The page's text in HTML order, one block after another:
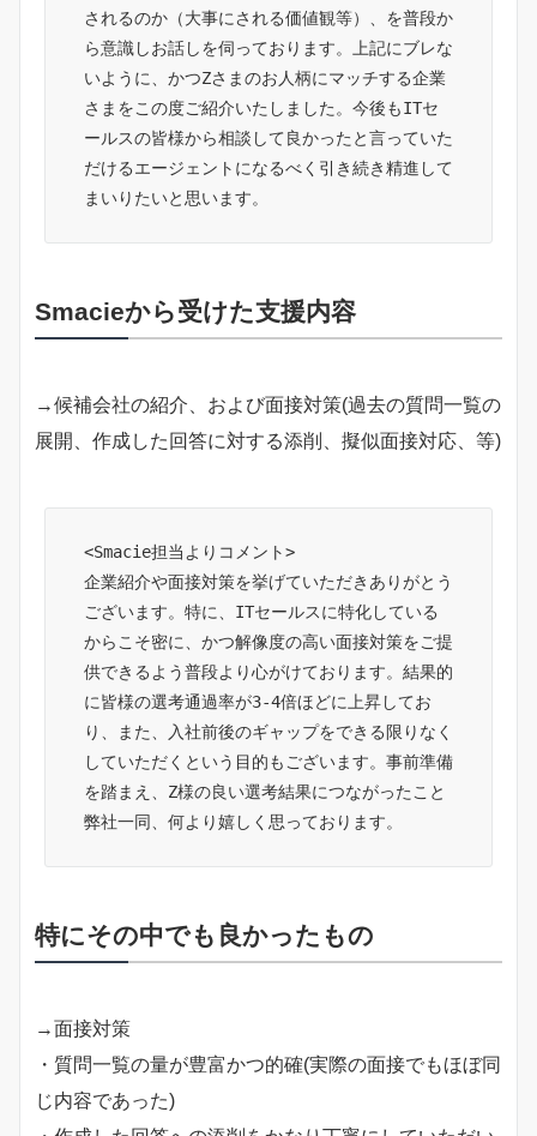
されるのか（大事にされる価値観等）、を普段か
ら意識しお話しを伺っております。上記にブレな
いように、かつZさまのお人柄にマッチする企業
さまをこの度ご紹介いたしました。今後もITセ
ールスの皆様から相談して良かったと言っていた
だけるエージェントになるべく引き続き精進して
まいりたいと思います。
Smacieから受けた支援内容
→候補会社の紹介、および面接対策(過去の質問一覧の
展開、作成した回答に対する添削、擬似面接対応、等)
<Smacie担当よりコメント>
企業紹介や面接対策を挙げていただきありがとう
ございます。特に、ITセールスに特化している
からこそ密に、かつ解像度の高い面接対策をご提
供できるよう普段より心がけております。結果的
に皆様の選考通過率が3-4倍ほどに上昇してお
り、また、入社前後のギャップをできる限りなく
していただくという目的もございます。事前準備
を踏まえ、Z様の良い選考結果につながったこと
弊社一同、何より嬉しく思っております。
特にその中でも良かったもの
→面接対策
・質問一覧の量が豊富かつ的確(実際の面接でもほぼ同
じ内容であった)